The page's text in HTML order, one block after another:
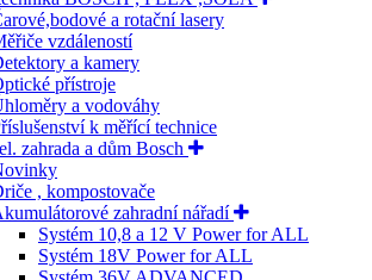
a rotační lasery
vzdáleností
a kamery
přístroje
a vodováhy
k měřící technice
zahrada a dům Bosch
, kompostovače
zahradní nářadí
Systém 10,8 a 12 V Power for ALL
Systém 18V Power for ALL